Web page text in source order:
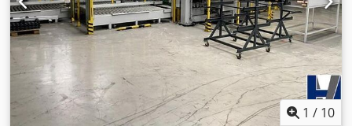
Qualitätsstandards. Die Logistik, Demontage und der
Transport werden direkt von uns durchgeführt, wodurch
die Risiken des Privatverkaufs entfallen. In Partnerschaft
mit der BLM Group bieten wir spezialisierte Software,
technische Schulungen und After-Sales-Support.
Zusätzlich unterbreiten wir flexible Leasinglösungen, um
Ihre Investition und Produktivität zu optimieren.
1 / 10